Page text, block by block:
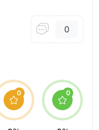
0
0 0